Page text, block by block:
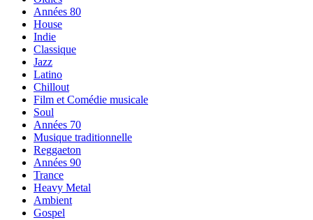
Années 80
House
Indie
Classique
Jazz
Latino
Chillout
Film et Comédie musicale
Soul
Années 70
Musique traditionnelle
Reggaeton
Années 90
Trance
Heavy Metal
Ambient
Gospel